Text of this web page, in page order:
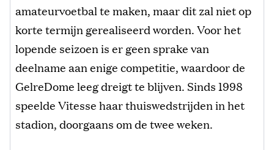
amateurvoetbal te maken, maar dit zal niet op
korte termijn gerealiseerd worden. Voor het
lopende seizoen is er geen sprake van
deelname aan enige competitie, waardoor de
GelreDome leeg dreigt te blijven. Sinds 1998
speelde Vitesse haar thuiswedstrijden in het
stadion, doorgaans om de twee weken.